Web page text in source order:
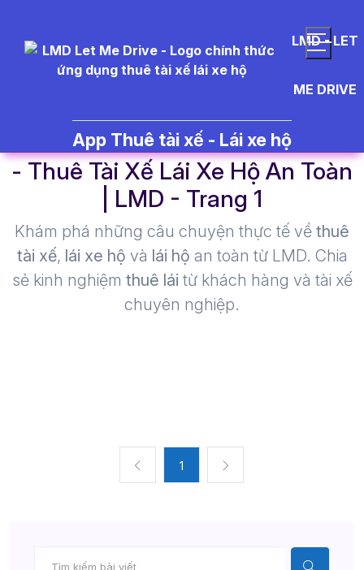
LMD - LET
ME DRIVE
App Thuê tài xế - Lái xe hộ
- Thuê Tài Xế Lái Xe Hộ An Toàn
| LMD - Trang 1​
Khám phá những câu chuyện thực tế về thuê
tài xế, lái xe hộ và lái hộ an toàn từ LMD. Chia
sẻ kinh nghiệm thuê lái từ khách hàng và tài xế
chuyên nghiệp.
1